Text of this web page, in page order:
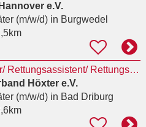
e.V.
(m/w/d)in Burgwedel
Notfallsanitäter/ Rettungsassistent/ Rettungssanitäter (m/w/d)
Höxter e.V.
(m/w/d)in Bad Driburg